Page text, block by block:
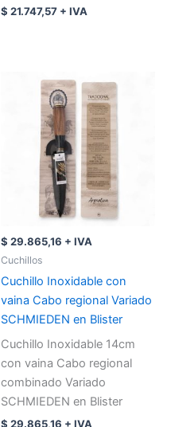
$ 21.747,57 + IVA
$ 29.865,16 + IVA
Cuchillos
Cuchillo Inoxidable con
vaina Cabo regional Variado
SCHMIEDEN en Blister
Cuchillo Inoxidable 14cm
con vaina Cabo regional
combinado Variado
SCHMIEDEN en Blister
$ 29.865,16 + IVA